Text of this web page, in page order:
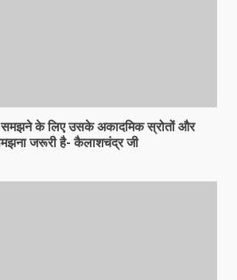
समझने के लिए उसके अकादमिक स्रोतों और
जरूरी है- कैलाशचंद्र जी